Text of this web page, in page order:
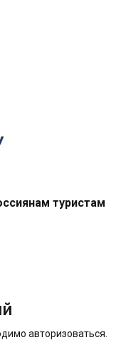
туристам
авторизоваться